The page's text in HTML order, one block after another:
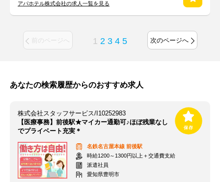
アパホテル株式会社の求人一覧を見る
前のページへ 1 2 3 4 5 次のページへ
あなたの検索履歴からのおすすめ求人
株式会社スタッフサービス/I10252983
【医療事務】前後駅★マイカー通勤可♪ほぼ残業なし
でプライベート充実＊
名鉄名古屋本線 前後駅
時給1200～1300円以上＋交通費支給
派遣社員
愛知県豊明市